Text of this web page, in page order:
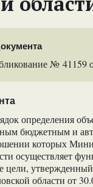
№ 41159
определения
бюджетным и
которых
осуществляет
цели,
области от